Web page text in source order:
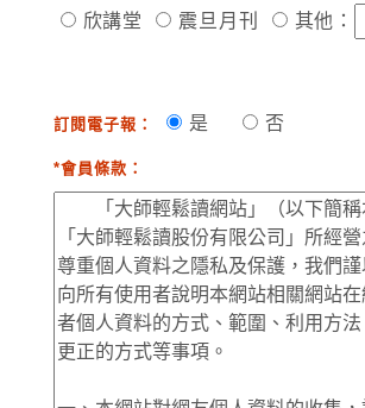
欣講堂
震旦月刊 其他：
訂閱電子報： 是 否
*會員條款：